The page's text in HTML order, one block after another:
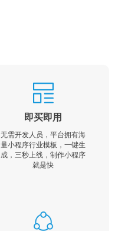
即买即用
无需开发人员，平台拥有海
量小程序行业模板，一键生
成，三秒上线，制作小程序
就是快